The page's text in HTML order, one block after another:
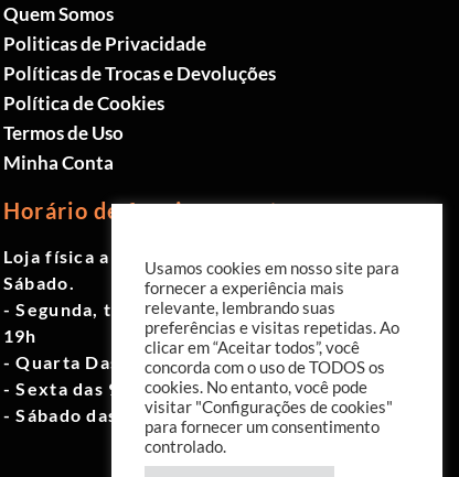
Quem Somos
Politicas de Privacidade
Políticas de Trocas e Devoluções
Política de Cookies
Termos de Uso
Minha Conta
Horário de funcionamento
Loja física aberta de Segunda à
Sábado.
- Segunda, terça e quinta das 9h às
19h
- Quarta Das 10h às 18h
- Sexta das 9h às 18h
- Sábado das 10h às 17h
Usamos cookies em nosso site para
fornecer a experiência mais
relevante, lembrando suas
preferências e visitas repetidas. Ao
clicar em “Aceitar todos”, você
concorda com o uso de TODOS os
cookies. No entanto, você pode
visitar "Configurações de cookies"
para fornecer um consentimento
controlado.